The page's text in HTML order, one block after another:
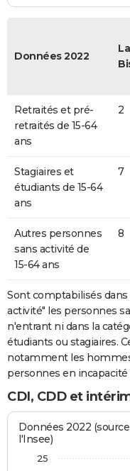
Données 2022
Retraités et pré-
retraités de 15-64
ans
2
Stagiaires et
étudiants de 15-64
ans
7
Autres personnes
sans activité de
15-64 ans
8
Sont comptabilisés
activité" les personnes
n'entrant ni dans la
étudiants ou stagiaires.
notamment les
personnes en incapacité
CDI, CDD et
Données 2022
l'Insee)
25